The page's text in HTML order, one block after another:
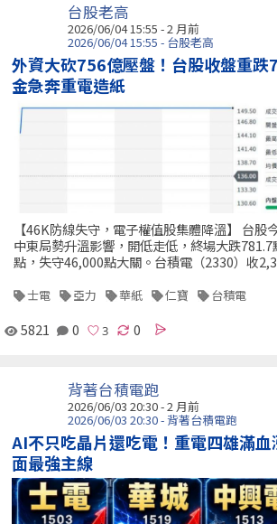
台股老高
2026/06/04 15:55 - 2 月前
2026/06/04 15:55 - 台股老高
外資大砍756億壓盤！台股收盤重跌
金急奔重電造紙
【46K防線失守，電子權值股集體降溫】 台股
中東局勢升溫影響，開低走低，終場大跌
點，失守46,000點大關。台積電（2330）收
士電 亞力 華紙 仁寶 台積電
5821 0 0
背著台積電跑
2026/06/03 20:30 - 2 月前
2026/06/03 20:30 - 背著台積電跑
AI不只吃晶片還吃電！重電四雄滿
面最強主線